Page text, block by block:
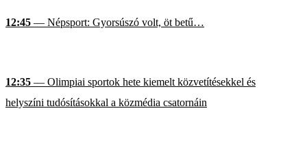
12:45 — Népsport: Gyorsúszó volt, öt betű…
12:35 — Olimpiai sportok hete kiemelt közvetítésekkel és
helyszíni tudósításokkal a közmédia csatornáin